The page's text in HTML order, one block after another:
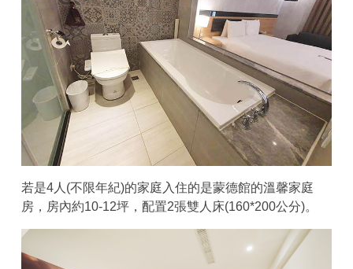
若是4人(不限年紀)的家庭入住的是蒙德館的溫馨家庭
房，房內約10-12坪，配置2張雙人床(160*200公分)。